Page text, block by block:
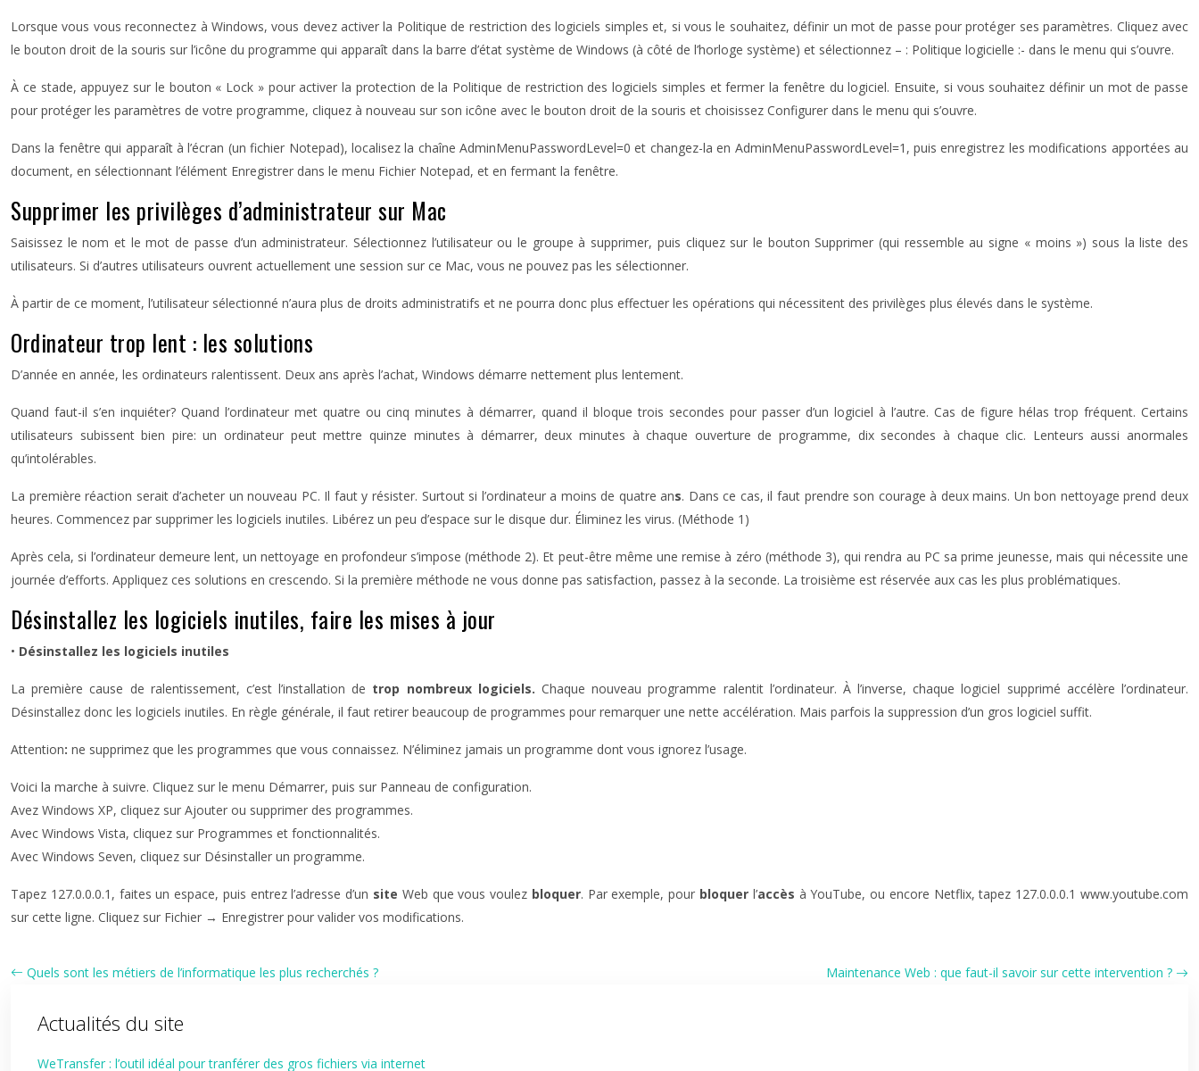
Lorsque vous vous reconnectez à Windows, vous devez activer la Politique de restriction des logiciels simples et, si vous le souhaitez, définir un mot de passe pour protéger ses paramètres. Cliquez avec
le bouton droit de la souris sur l’icône du programme qui apparaît dans la barre d’état système de Windows (à côté de l’horloge système) et sélectionnez – : Politique logicielle :- dans le menu qui s’ouvre.
À ce stade, appuyez sur le bouton « Lock » pour activer la protection de la Politique de restriction des logiciels simples et fermer la fenêtre du logiciel. Ensuite, si vous souhaitez définir un mot de passe
pour protéger les paramètres de votre programme, cliquez à nouveau sur son icône avec le bouton droit de la souris et choisissez Configurer dans le menu qui s’ouvre.
Dans la fenêtre qui apparaît à l’écran (un fichier Notepad), localisez la chaîne AdminMenuPasswordLevel=0 et changez-la en AdminMenuPasswordLevel=1, puis enregistrez les modifications apportées au
document, en sélectionnant l’élément Enregistrer dans le menu Fichier Notepad, et en fermant la fenêtre.
Supprimer les privilèges d’administrateur sur Mac
Saisissez le nom et le mot de passe d’un administrateur. Sélectionnez l’utilisateur ou le groupe à supprimer, puis cliquez sur le bouton Supprimer (qui ressemble au signe « moins ») sous la liste des
utilisateurs. Si d’autres utilisateurs ouvrent actuellement une session sur ce Mac, vous ne pouvez pas les sélectionner.
À partir de ce moment, l’utilisateur sélectionné n’aura plus de droits administratifs et ne pourra donc plus effectuer les opérations qui nécessitent des privilèges plus élevés dans le système.
Ordinateur trop lent : les solutions
D’année en année, les ordinateurs ralentissent. Deux ans après l’achat, Windows démarre nettement plus lentement.
Quand faut-il s’en inquiéter? Quand l’ordinateur met quatre ou cinq minutes à démarrer, quand il bloque trois secondes pour passer d’un logiciel à l’autre. Cas de figure hélas trop fréquent. Certains
utilisateurs subissent bien pire: un ordinateur peut mettre quinze minutes à démarrer, deux minutes à chaque ouverture de programme, dix secondes à chaque clic. Lenteurs aussi anormales
qu’intolérables.
La première réaction serait d’acheter un nouveau PC. Il faut y résister. Surtout si l’ordinateur a moins de quatre ans. Dans ce cas, il faut prendre son courage à deux mains. Un bon nettoyage prend deux
heures. Commencez par supprimer les logiciels inutiles. Libérez un peu d’espace sur le disque dur. Éliminez les virus. (Méthode 1)
Après cela, si l’ordinateur demeure lent, un nettoyage en profondeur s’impose (méthode 2). Et peut-être même une remise à zéro (méthode 3), qui rendra au PC sa prime jeunesse, mais qui nécessite une
journée d’efforts. Appliquez ces solutions en crescendo. Si la première méthode ne vous donne pas satisfaction, passez à la seconde. La troisième est réservée aux cas les plus problématiques.
Désinstallez les logiciels inutiles, faire les mises à jour
• Désinstallez les logiciels inutiles
La première cause de ralentissement, c’est l’installation de trop nombreux logiciels. Chaque nouveau programme ralentit l’ordinateur. À l’inverse, chaque logiciel supprimé accélère l’ordinateur.
Désinstallez donc les logiciels inutiles. En règle générale, il faut retirer beaucoup de programmes pour remarquer une nette accélération. Mais parfois la suppression d’un gros logiciel suffit.
Attention: ne supprimez que les programmes que vous connaissez. N’éliminez jamais un programme dont vous ignorez l’usage.
Voici la marche à suivre. Cliquez sur le menu Démarrer, puis sur Panneau de configuration.
Avez Windows XP, cliquez sur Ajouter ou supprimer des programmes.
Avec Windows Vista, cliquez sur Programmes et fonctionnalités.
Avec Windows Seven, cliquez sur Désinstaller un programme.
Tapez 127.0.0.0.1, faites un espace, puis entrez l’adresse d’un site Web que vous voulez bloquer. Par exemple, pour bloquer l’accès à YouTube, ou encore Netflix, tapez 127.0.0.0.1 www.youtube.com
sur cette ligne. Cliquez sur Fichier → Enregistrer pour valider vos modifications.
Quels sont les métiers de l’informatique les plus recherchés ? Maintenance Web : que faut-il savoir sur cette intervention ?
Actualités du site
WeTransfer : l’outil idéal pour tranférer des gros fichiers via internet